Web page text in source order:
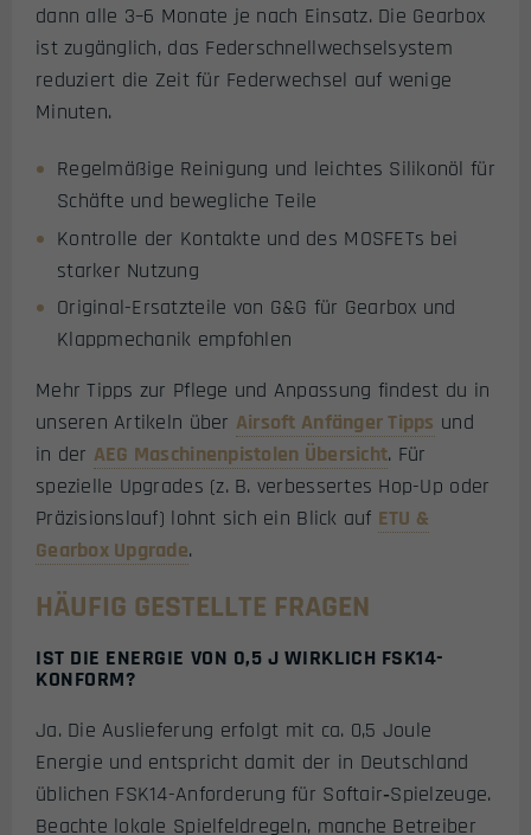
dann alle 3–6 Monate je nach Einsatz. Die Gearbox
ist zugänglich, das Federschnellwechselsystem
reduziert die Zeit für Federwechsel auf wenige
Minuten.
Regelmäßige Reinigung und leichtes Silikonöl für
Schäfte und bewegliche Teile
Kontrolle der Kontakte und des MOSFETs bei
starker Nutzung
Original-Ersatzteile von G&G für Gearbox und
Klappmechanik empfohlen
Mehr Tipps zur Pflege und Anpassung findest du in
unseren Artikeln über Airsoft Anfänger Tipps und
in der AEG Maschinenpistolen Übersicht. Für
spezielle Upgrades (z. B. verbessertes Hop-Up oder
Präzisionslauf) lohnt sich ein Blick auf ETU &
Gearbox Upgrade.
HÄUFIG GESTELLTE FRAGEN
IST DIE ENERGIE VON 0,5 J WIRKLICH FSK14-
KONFORM?
Ja. Die Auslieferung erfolgt mit ca. 0,5 Joule
Energie und entspricht damit der in Deutschland
üblichen FSK14-Anforderung für Softair‑Spielzeuge.
Beachte lokale Spielfeldregeln, manche Betreiber